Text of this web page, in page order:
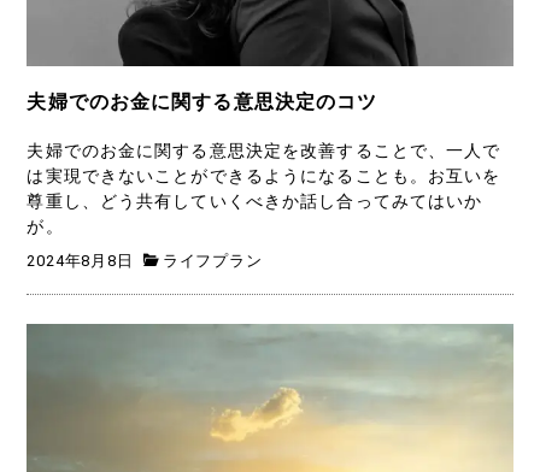
夫婦でのお金に関する意思決定のコツ
夫婦でのお金に関する意思決定を改善することで、一人で
は実現できないことができるようになることも。お互いを
尊重し、どう共有していくべきか話し合ってみてはいか
が。
2024年8月8日 ライフプラン